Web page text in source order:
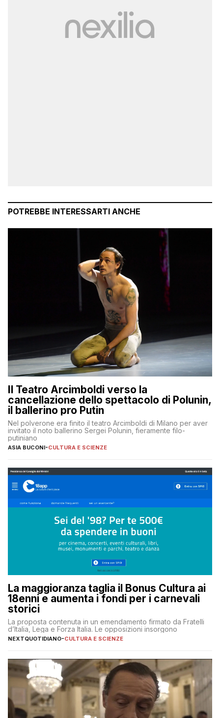
POTREBBE INTERESSARTI ANCHE
Il Teatro Arcimboldi verso la
cancellazione dello spettacolo di Polunin,
il ballerino pro Putin
Nel polverone era finito il teatro Arcimboldi di Milano per aver
invitato il noto ballerino Sergei Polunin, fieramente filo-
putiniano
ASIA BUCONI-CULTURA E SCIENZE
La maggioranza taglia il Bonus Cultura ai
18enni e aumenta i fondi per i carnevali
storici
La proposta contenuta in un emendamento firmato da Fratelli
d’Italia, Lega e Forza Italia. Le opposizioni insorgono
NEXTQUOTIDIANO-CULTURA E SCIENZE